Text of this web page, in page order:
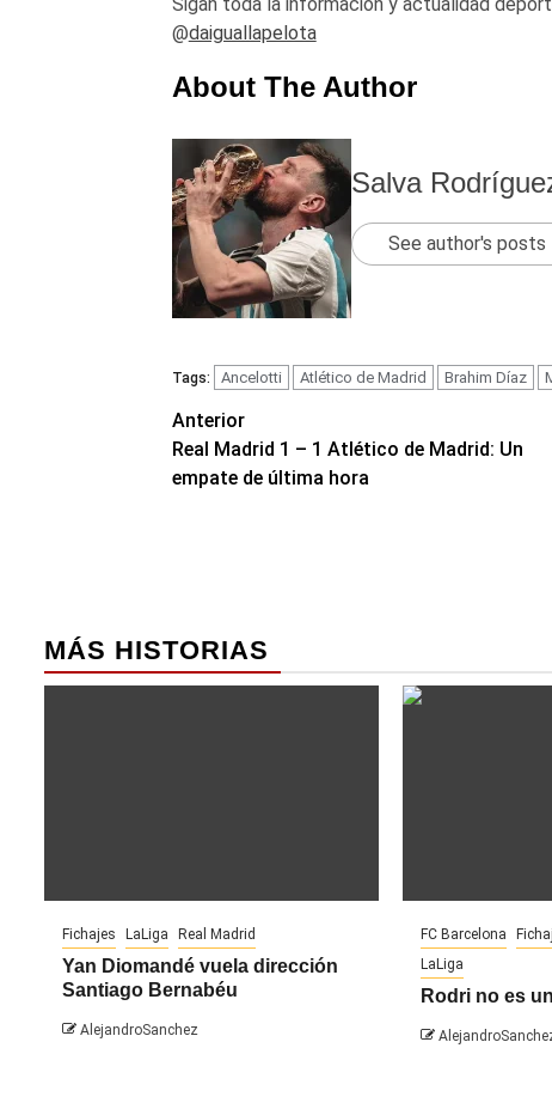
@daiguallapelota
About The Author
Salva
See author's posts
Tags: Ancelotti Atlético de Madrid Brahim Díaz
Navegación
de
Anterior
Real Madrid 1 – 1 Atlético de Madrid: Un
empate de última hora
MÁS HISTORIAS
Fichajes LaLiga Real Madrid
Yan Diomandé vuela dirección
Santiago Bernabéu
AlejandroSanchez
FC Barcelona
LaLiga
Rodri no es